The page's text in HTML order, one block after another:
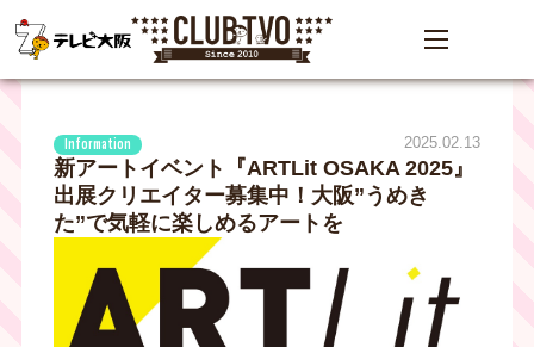
Information 2025.02.13
新アートイベント『ARTLit OSAKA 2025』
出展クリエイター募集中！大阪”うめき
た”で気軽に楽しめるアートを